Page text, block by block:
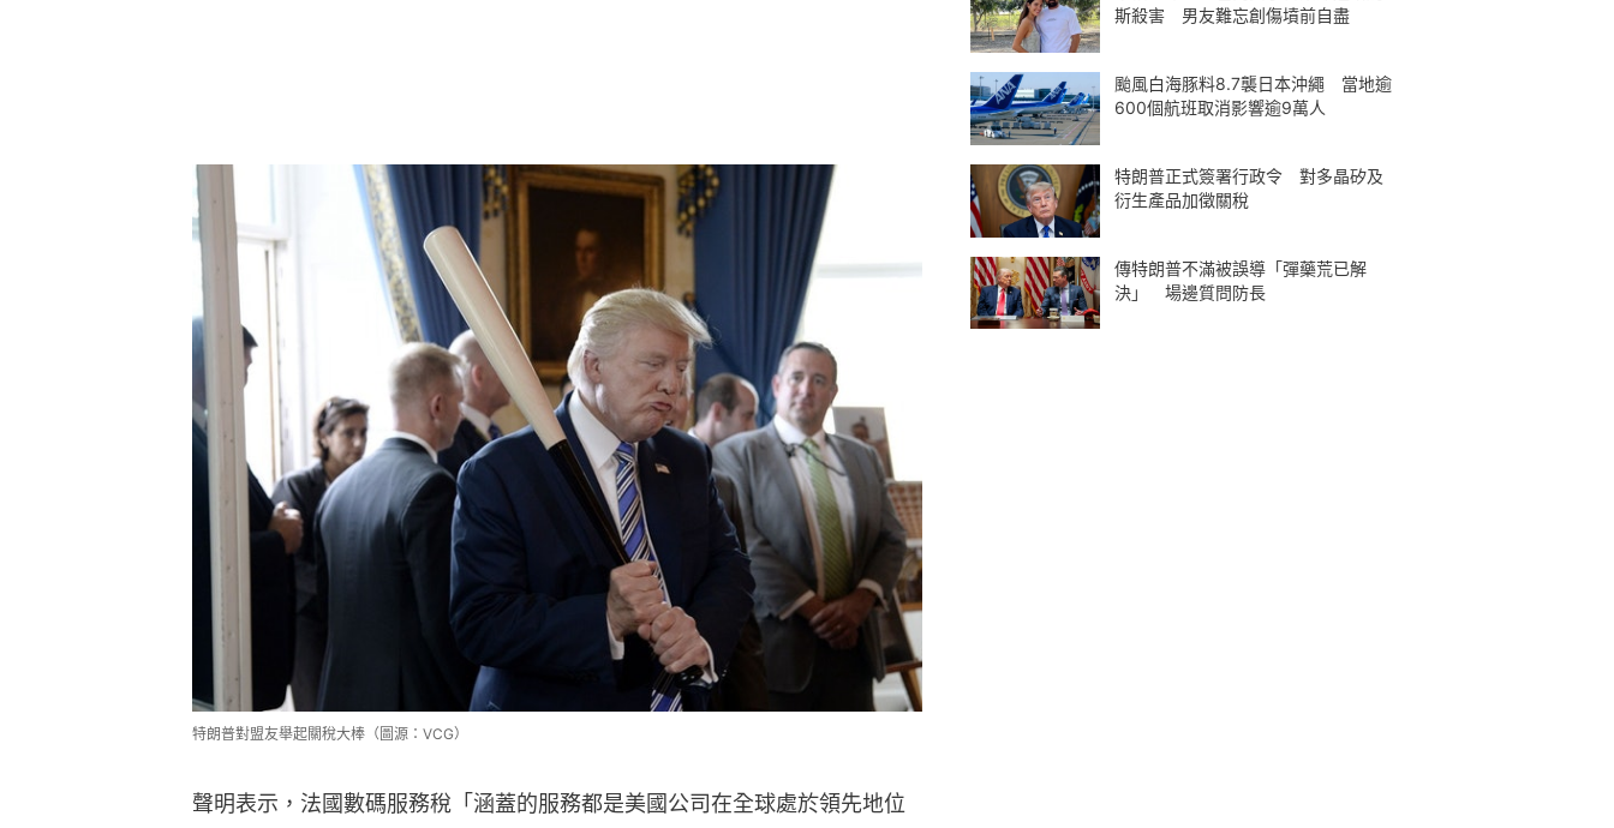
特朗普對盟友舉起關稅大棒（圖源：VCG）
聲明表示，法國數碼服務稅「涵蓋的服務都是美國公司在全球處於領先地位
斯殺害 男友難忘創傷墳前自盡
颱風白海豚料8.7襲日本沖繩 當地逾
600個航班取消影響逾9萬人
特朗普正式簽署行政令 對多晶矽及
衍生產品加徵關稅
傳特朗普不滿被誤導「彈藥荒已解
決」 場邊質問防長